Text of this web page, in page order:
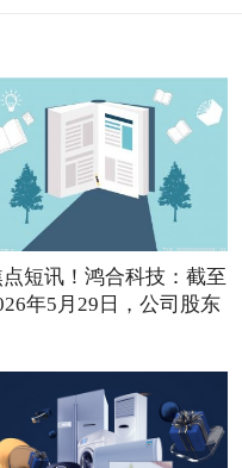
短讯！鸿合科技：截至
年5月29日，公司股东